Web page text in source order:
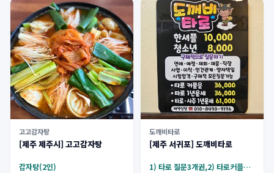
고고감자탕
[제주 제주시] 고고감자탕
감자탕(2인)
도깨비타로
[제주 서귀포] 도깨비타로
1) 타로 질문3개권,2) 타로커플운,3) 타로·사주1년운세,4) 사주·손금중